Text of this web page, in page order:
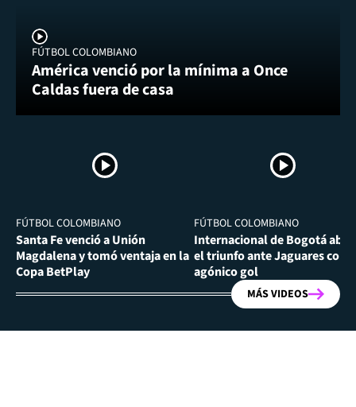
FÚTBOL COLOMBIANO
América venció por la mínima a Once
Caldas fuera de casa
FÚTBOL COLOMBIANO
Santa Fe venció a Unión
Magdalena y tomó ventaja en la
Copa BetPlay
FÚTBOL COLOMBIANO
Internacional de Bogotá
el triunfo ante Jaguares con
agónico gol
MÁS VIDEOS